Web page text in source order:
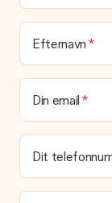
Leveringstid,
Kan jeg vælge
Det er ikke
Hvad er
gave?
Leveringstiden
at vores
Efternavn
Din email
Dit